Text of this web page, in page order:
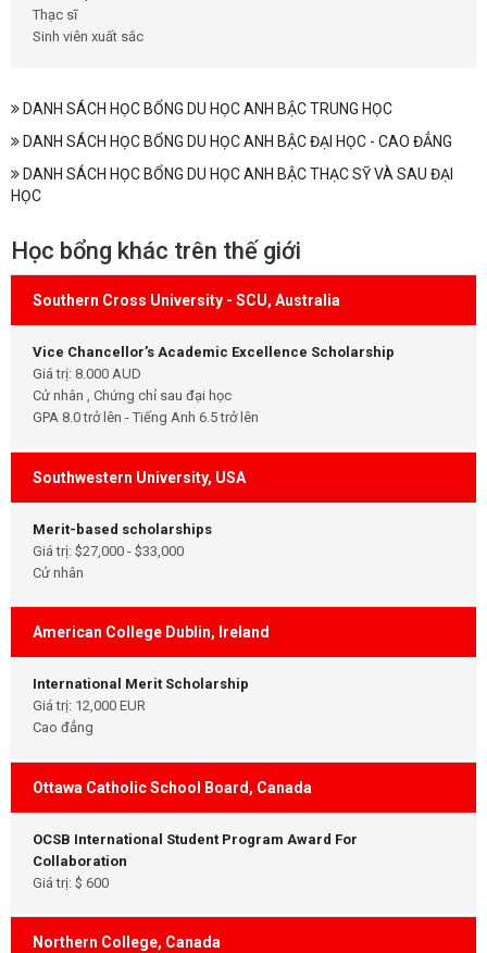
Thạc sĩ
Sinh viên xuất sắc
DANH SÁCH HỌC BỔNG DU HỌC ANH BẬC TRUNG HỌC
DANH SÁCH HỌC BỔNG DU HỌC ANH BẬC ĐẠI HỌC - CAO ĐẲNG
DANH SÁCH HỌC BỔNG DU HỌC ANH BẬC THẠC SỸ VÀ SAU ĐẠI
HỌC
Học bổng khác trên thế giới
Southern Cross University - SCU, Australia
Vice Chancellor’s Academic Excellence Scholarship
Giá trị: 8.000 AUD
Cử nhân , Chứng chỉ sau đại học
GPA 8.0 trở lên - Tiếng Anh 6.5 trở lên
Southwestern University, USA
Merit-based scholarships
Giá trị: $27,000 - $33,000
Cử nhân
American College Dublin, Ireland
International Merit Scholarship
Giá trị: 12,000 EUR
Cao đẳng
Ottawa Catholic School Board, Canada
OCSB International Student Program Award For
Collaboration
Giá trị: $ 600
Northern College, Canada